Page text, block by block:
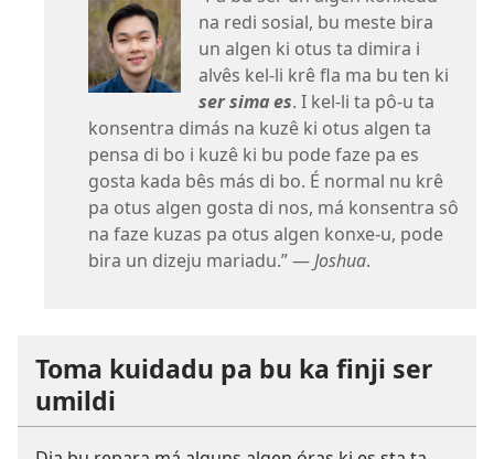
na redi sosial, bu meste bira
un algen ki otus ta dimira i
alvês kel-li krê fla ma bu ten ki
ser sima es. I kel-li ta pô-u ta
konsentra dimás na kuzê ki otus algen ta
pensa di bo i kuzê ki bu pode faze pa es
gosta kada bês más di bo. É normal nu krê
pa otus algen gosta di nos, má konsentra sô
na faze kuzas pa otus algen konxe-u, pode
bira un dizeju mariadu.” —Joshua.
Toma kuidadu pa bu ka finji ser
umildi